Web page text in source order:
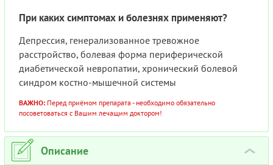
При каких симптомах и болезнях применяют?
Депрессия, генерализованное тревожное
расстройство, болевая форма периферической
диабетической невропатии, хронический болевой
синдром костно-мышечной системы
ВАЖНО: Перед приёмом препарата - необходимо обязательно
посоветоваться с Вашим лечащим доктором!
Описание ›